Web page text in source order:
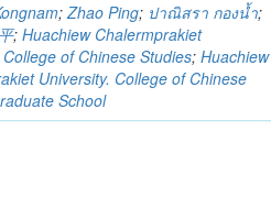
;Zhao Ping; ปาณิสรา กองน้ำ;
;Huachiew Chalermprakiet
of Chinese Studies;Huachiew
University. College of Chinese
School